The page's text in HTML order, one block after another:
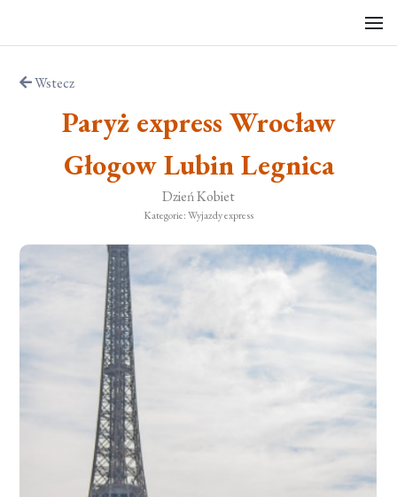
Wstecz
Paryż express Wrocław
Głogow Lubin Legnica
Dzień Kobiet
Kategorie: Wyjazdy express